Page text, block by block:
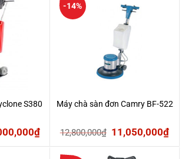
10,250,000₫.
S380
₫Giá
hiện
-14%
Máy chà sàn đơn Camry BF-522
12,800,000₫ Giá
gốc
11,050,000₫